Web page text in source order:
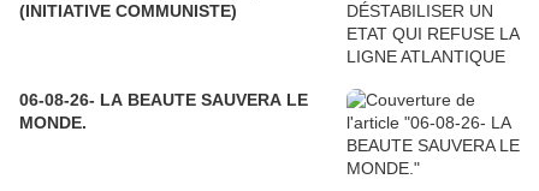
(INITIATIVE COMMUNISTE)
06-08-26- LA BEAUTE SAUVERA LE
MONDE.